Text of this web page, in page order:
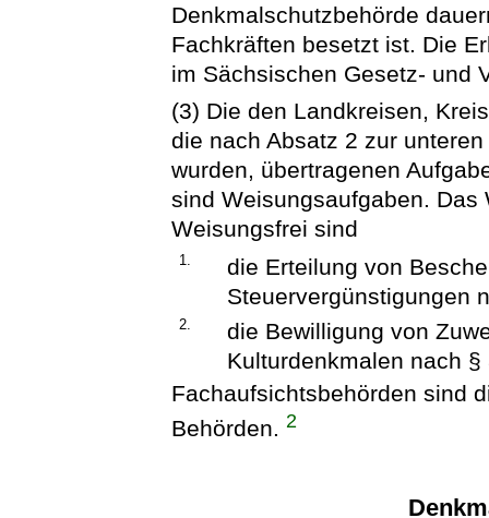
Denkmalschutzbehörde
Fachkräften besetzt ist. Die
im Sächsischen Gesetz- und
(3) Die den Landkreisen,
die nach Absatz 2 zur
wurden, übertragenen
sind Weisungsaufgaben.
Weisungsfrei sind
1.
die Erteilung von
Steuervergünstigungen
2.
die Bewilligung von
Kulturdenkmalen nach §
Fachaufsichtsbehörden sind
Behörden.2